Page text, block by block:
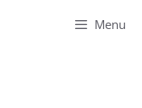
Menu